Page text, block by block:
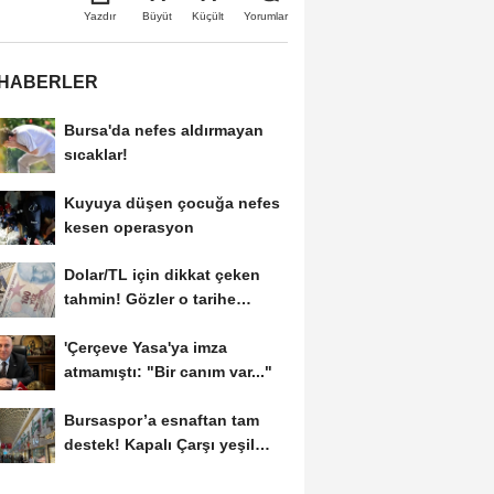
Yazdır Büyüt Küçült Yorumlar
Bursa'da nefes aldırmayan
sıcaklar!
Kuyuya düşen çocuğa nefes
kesen operasyon
Dolar/TL için dikkat çeken
tahmin! Gözler o tarihe
'Çerçeve Yasa'ya imza
atmamıştı: "Bir canım var..."
Bursaspor’a esnaftan tam
destek! Kapalı Çarşı yeşil